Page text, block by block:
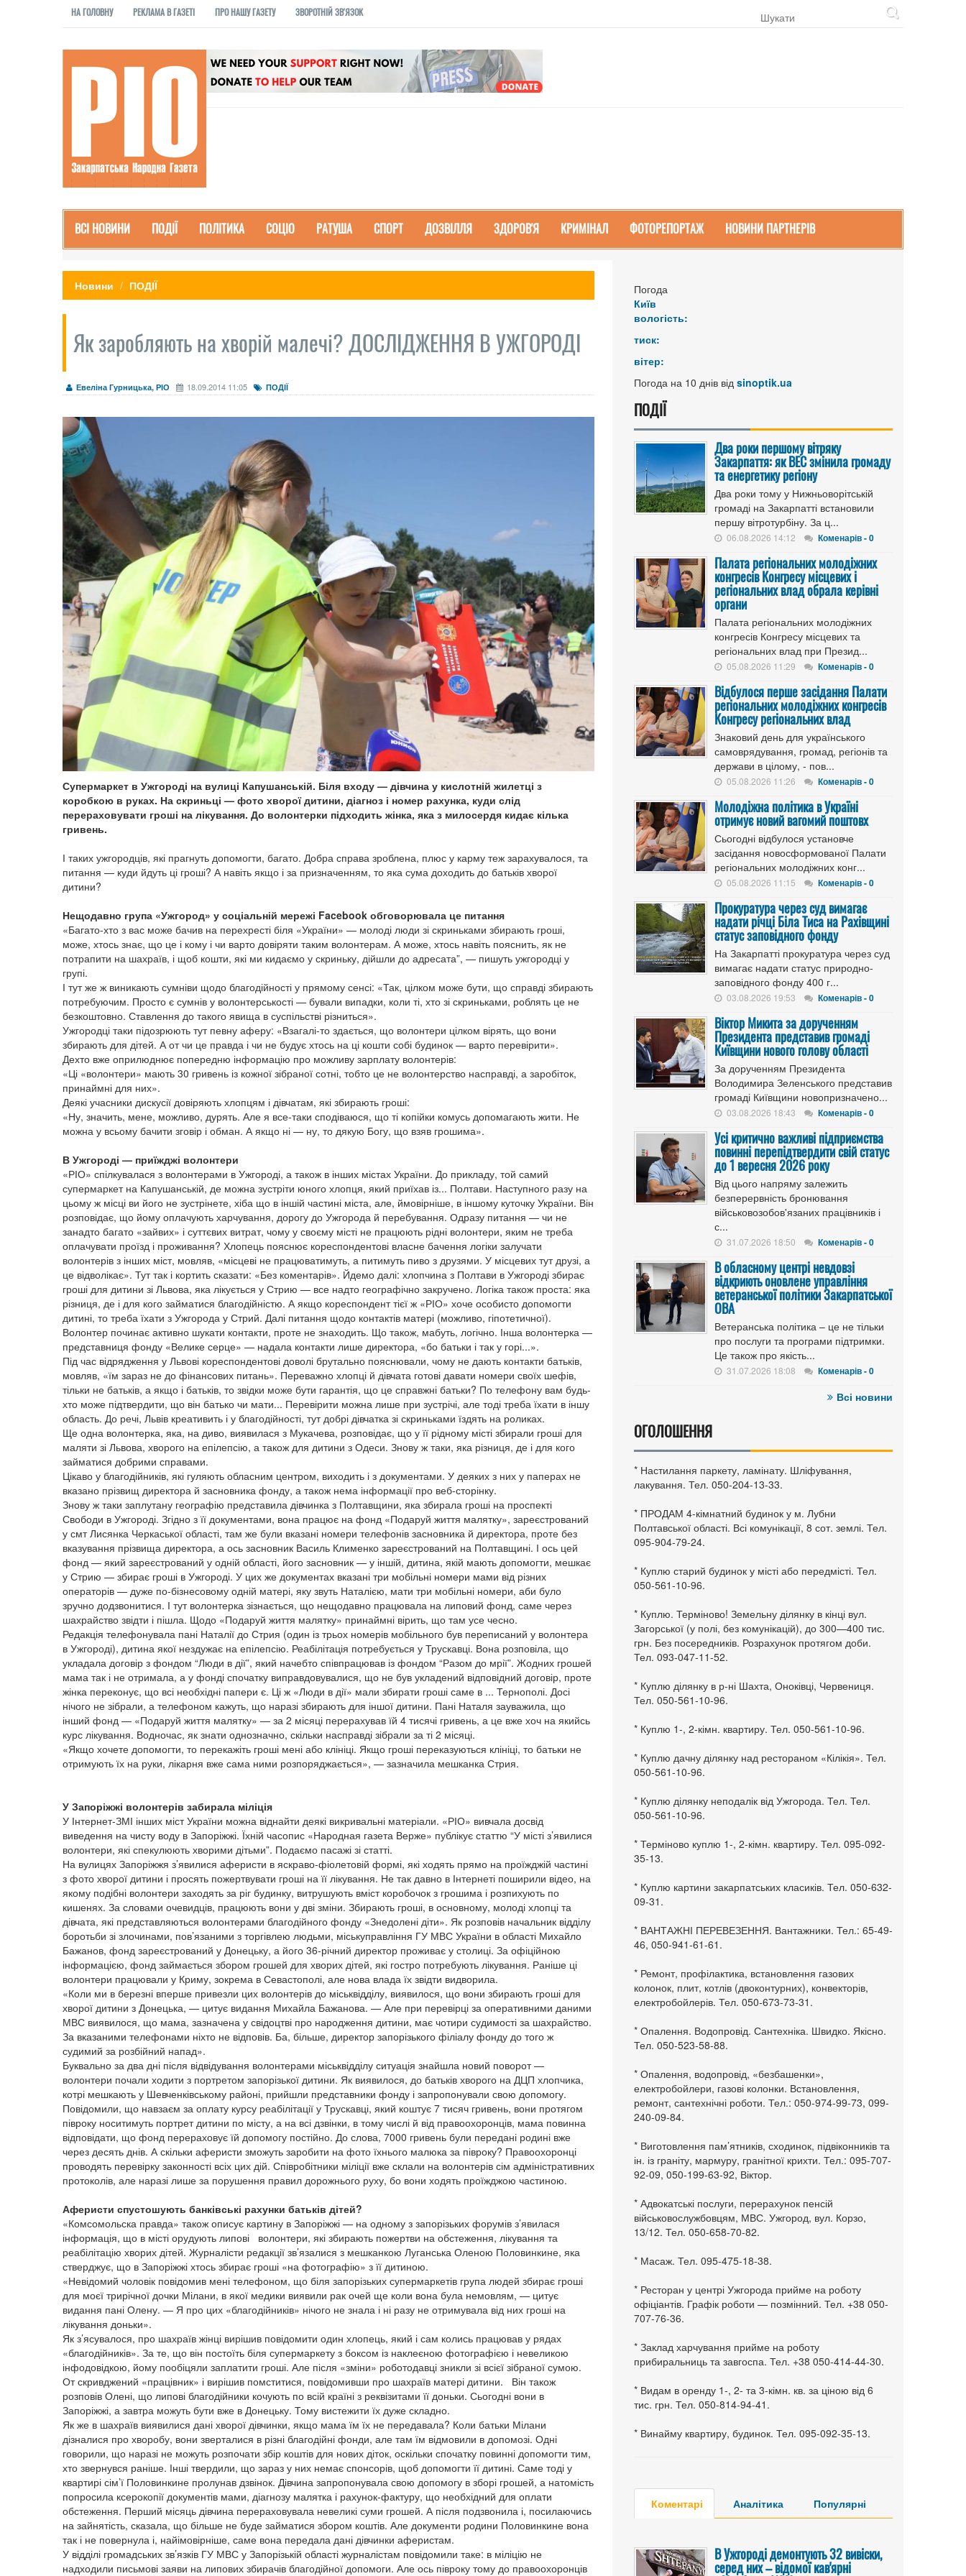
НА ГОЛОВНУ РЕКЛАМА В ГАЗЕТІ ПРО НАШУ ГАЗЕТУ ЗВОРОТНІЙ ЗВ'ЯЗОК
ВСІ НОВИНИ ПОДІЇ ПОЛІТИКА СОЦІО РАТУША СПОРТ ДОЗВІЛЛЯ ЗДОРОВ'Я КРИМІНАЛ ФОТОРЕПОРТАЖ НОВИНИ ПАРТНЕРІВ
Новини ПОДІЇ
Як заробляють на хворій малечі? ДОСЛІДЖЕННЯ В УЖГОРОДІ
Евеліна Гурницька, РІО 18.09.2014 11:05 ПОДІЇ
Супермаркет в Ужгороді на вулиці Капушанській. Біля входу — дівчина у кислотній жилетці з
коробкою в руках. На скриньці — фото хворої дитини, діагноз і номер рахунка, куди слід
перераховувати гроші на лікування. До волонтерки підходить жінка, яка з милосердя кидає кілька
гривень.
І таких ужгородців, які прагнуть допомогти, багато. Добра справа зроблена, плюс у карму теж зарахувалося, та
питання — куди йдуть ці гроші? А навіть якщо і за призначенням, то яка сума доходить до батьків хворої
дитини?
Нещодавно група «Ужгород» у соціальній мережі Facebook обговорювала це питання
«Багато-хто з вас може бачив на перехресті біля «України» — молоді люди зі скриньками збирають гроші,
може, хтось знає, що це і кому і чи варто довіряти таким волонтерам. А може, хтось навіть пояснить, як не
потрапити на шахраїв, і щоб кошти, які ми кидаємо у скриньку, дійшли до адресата”, — пишуть ужгородці у
групі.
І тут же ж виникають сумніви щодо благодійності у прямому сенсі: «Так, цілком може бути, що справді збирають
потребуючим. Просто є сумнів у волонтерськості — бували випадки, коли ті, хто зі скриньками, роблять це не
безкоштовно. Ставлення до такого явища в суспільстві різниться».
Ужгородці таки підозрюють тут певну аферу: «Взагалі-то здається, що волонтери цілком вірять, що вони
збирають для дітей. А от чи це правда і чи не будує хтось на ці кошти собі будинок — варто перевірити».
Дехто вже оприлюднює попередню інформацію про можливу зарплату волонтерів:
«Ці «волонтери» мають 30 гривень із кожної зібраної сотні, тобто це не волонтерство насправді, а заробіток,
принаймні для них».
Деякі учасники дискусії довіряють хлопцям і дівчатам, які збирають гроші:
«Ну, значить, мене, можливо, дурять. Але я все-таки сподіваюся, що ті копійки комусь допомагають жити. Не
можна у всьому бачити зговір і обман. А якщо ні — ну, то дякую Богу, що взяв грошима».
В Ужгороді — приїжджі волонтери
«РІО» спілкувалася з волонтерами в Ужгороді, а також в інших містах України. До прикладу, той самий
супермаркет на Капушанській, де можна зустріти юного хлопця, який приїхав із... Полтави. Наступного разу на
цьому ж місці ви його не зустрінете, хіба що в іншій частині міста, але, ймовірніше, в іншому куточку України. Він
розповідає, що йому оплачують харчування, дорогу до Ужгорода й перебування. Одразу питання — чи не
занадто багато «зайвих» і суттєвих витрат, чому у своєму місті не працюють рідні волонтери, яким не треба
оплачувати проїзд і проживання? Хлопець пояснює кореспондентові власне бачення логіки залучати
волонтерів з інших міст, мовляв, «місцеві не працюватимуть, а питимуть пиво з друзями. У місцевих тут друзі, а
це відволікає». Тут так і кортить сказати: «Без коментарів». Йдемо далі: хлопчина з Полтави в Ужгороді збирає
гроші для дитини зі Львова, яка лікується у Стрию — все надто географічно закручено. Логіка також проста: яка
різниця, де і для кого займатися благодійністю. А якщо кореспондент тієї ж «РІО» хоче особисто допомогти
дитині, то треба їхати з Ужгорода у Стрий. Далі питання щодо контактів матері (можливо, гіпотетичної).
Волонтер починає активно шукати контакти, проте не знаходить. Що також, мабуть, логічно. Інша волонтерка —
представниця фонду «Велике серце» — надала контакти лише директора, «бо батьки і так у горі...».
Під час відрядження у Львові кореспондентові доволі брутально пояснювали, чому не дають контакти батьків,
мовляв, «їм зараз не до фінансових питань». Переважно хлопці й дівчата готові давати номери своїх шефів,
тільки не батьків, а якщо і батьків, то звідки може бути гарантія, що це справжні батьки? По телефону вам будь-
хто може підтвердити, що він батько чи мати... Перевірити можна лише при зустрічі, але тоді треба їхати в іншу
область. До речі, Львів креативить і у благодійності, тут добрі дівчатка зі скриньками їздять на роликах.
Ще одна волонтерка, яка, на диво, виявилася з Мукачева, розповідає, що у її рідному місті збирали гроші для
маляти зі Львова, хворого на епілепсію, а також для дитини з Одеси. Знову ж таки, яка різниця, де і для кого
займатися добрими справами.
Цікаво у благодійників, які гуляють обласним центром, виходить і з документами. У деяких з них у паперах не
вказано прізвищ директора й засновника фонду, а також нема інформації про веб-сторінку.
Знову ж таки заплутану географію представила дівчинка з Полтавщини, яка збирала гроші на проспекті
Свободи в Ужгороді. Згідно з її документами, вона працює на фонд «Подаруй життя малятку», зареєстрований
у смт Лисянка Черкаської області, там же були вказані номери телефонів засновника й директора, проте без
вказування прізвища директора, а ось засновник Василь Клименко зареєстрований на Полтавщині. І ось цей
фонд — який зареєстрований у одній області, його засновник — у іншій, дитина, якій мають допомогти, мешкає
у Стрию — збирає гроші в Ужгороді. У цих же документах вказані три мобільні номери мами від різних
операторів — дуже по-бізнесовому одній матері, яку звуть Наталією, мати три мобільні номери, аби було
зручно додзвонитися. І тут волонтерка зізнається, що нещодавно працювала на липовий фонд, саме через
шахрайство звідти і пішла. Щодо «Подаруй життя малятку» принаймні вірить, що там усе чесно.
Редакція телефонувала пані Наталії до Стрия (один із трьох номерів мобільного був переписаний у волонтера
в Ужгороді), дитина якої нездужає на епілепсію. Реабілітація потребується у Трускавці. Вона розповіла, що
укладала договір з фондом “Люди в дії”, який начебто співпрацював із фондом “Разом до мрії”. Жодних грошей
мама так і не отримала, а у фонді спочатку виправдовувалися, що не був укладений відповідний договір, проте
жінка переконує, що всі необхідні папери є. Ці ж «Люди в дії» мали збирати гроші саме в ... Тернополі. Досі
нічого не зібрали, а телефоном кажуть, що наразі збирають для іншої дитини. Пані Наталя зауважила, що
інший фонд — «Подаруй життя малятку» — за 2 місяці перерахував їй 4 тисячі гривень, а це вже хоч на якийсь
курс лікування. Водночас, як знати однозначно, скільки насправді зібрали за ті 2 місяці.
«Якщо хочете допомогти, то перекажіть гроші мені або клініці. Якщо гроші переказуються клініці, то батьки не
отримують їх на руки, лікарня вже сама ними розпоряджається», — зазначила мешканка Стрия.
У Запоріжжі волонтерів забирала міліція
У Інтернет-ЗМІ інших міст України можна віднайти деякі викривальні матеріали. «РІО» вивчала досвід
виведення на чисту воду в Запоріжжі. Їхній часопис «Народная газета Верже» публікує статтю “У місті з’явилися
волонтери, які спекулюють хворими дітьми”. Подаємо пасажі зі статті.
На вулицях Запоріжжя з’явилися аферисти в яскраво-фіолетовій формі, які ходять прямо на проїжджій частині
з фото хворої дитини і просять пожертвувати гроші на її лікування. Не так давно в Інтернеті поширили відео, на
якому подібні волонтери заходять за ріг будинку, витрушують вміст коробочок з грошима і розпихують по
кишенях. За словами очевидців, працюють вони у дві зміни. Збирають гроші, в основному, молоді хлопці та
дівчата, які представляються волонтерами благодійного фонду «Знедолені діти». Як розповів начальник відділу
боротьби зі злочинами, пов’язаними з торгівлею людьми, міськуправління ГУ МВС України в області Михайло
Бажанов, фонд зареєстрований у Донецьку, а його 36-річний директор проживає у столиці. За офіційною
інформацією, фонд займається збором грошей для хворих дітей, які гостро потребують лікування. Раніше ці
волонтери працювали у Криму, зокрема в Севастополі, але нова влада їх звідти видворила.
«Коли ми в березні вперше привезли цих волонтерів до міськвідділу, виявилося, що вони збирають гроші для
хворої дитини з Донецька, — цитує видання Михайла Бажанова. — Але при перевірці за оперативними даними
МВС виявилося, що мама, зазначена у свідоцтві про народження дитини, має чотири судимості за шахрайство.
За вказаними телефонами ніхто не відповів. Ба, більше, директор запорізького філіалу фонду до того ж
судимий за розбійний напад».
Буквально за два дні після відвідування волонтерами міськвідділу ситуація знайшла новий поворот —
волонтери почали ходити з портретом запорізької дитини. Як виявилося, до батьків хворого на ДЦП хлопчика,
котрі мешкають у Шевченківському районі, прийшли представники фонду і запропонували свою допомогу.
Повідомили, що навзаєм за оплату курсу реабілітації у Трускавці, який коштує 7 тисяч гривень, вони протягом
півроку носитимуть портрет дитини по місту, а на всі дзвінки, в тому числі й від правоохоронців, мама повинна
відповідати, що фонд перераховує їй допомогу постійно. До слова, 7000 гривень були передані родині вже
через десять днів. А скільки аферисти зможуть заробити на фото їхнього малюка за півроку? Правоохоронці
проводять перевірку законності всіх цих дій. Співробітники міліції вже склали на волонтерів сім адміністративних
протоколів, але наразі лише за порушення правил дорожнього руху, бо вони ходять проїжджою частиною.
Аферисти спустошують банківські рахунки батьків дітей?
«Комсомольска правда» також описує картину в Запоріжжі — на одному з запорізьких форумів з’явилася
інформація, що в місті орудують липові волонтери, які збирають пожертви на обстеження, лікування та
реабілітацію хворих дітей. Журналісти редакції зв’язалися з мешканкою Луганська Оленою Половинкине, яка
стверджує, що в Запоріжжі хтось збирає гроші «на фотографію» з її дитиною.
«Невідомий чоловік повідомив мені телефоном, що біля запорізьких супермаркетів група людей збирає гроші
для моєї трирічної дочки Мілани, в якої медики виявили рак очей ще коли вона була немовлям, — цитує
видання пані Олену. — Я про цих «благодійників» нічого не знала і ні разу не отримувала від них гроші на
лікування доньки».
Як з’ясувалося, про шахраїв жінці вирішив повідомити один хлопець, який і сам колись працював у рядах
«благодійників». За те, що він постоїть біля супермаркету з боксом із наклеєною фотографією і невеликою
інфодовідкою, йому пообіцяли заплатити гроші. Але після «зміни» роботодавці зникли зі всієї зібраної сумою.
От скривджений «працівник» і вирішив помститися, повідомивши про шахраїв матері дитини. Він також
розповів Олені, що липові благодійники кочують по всій країні з реквізитами її доньки. Сьогодні вони в
Запоріжжі, а завтра можуть бути вже в Донецьку. Тому вистежити їх дуже складно.
Як же в шахраїв виявилися дані хворої дівчинки, якщо мама їм їх не передавала? Коли батьки Мілани
дізналися про хворобу, вони зверталися в різні благодійні фонди, але там їм відмовили в допомозі. Одні
говорили, що наразі не можуть розпочати збір коштів для нових діток, оскільки спочатку повинні допомогти тим,
хто звернувся раніше. Інші твердили, що зараз у них немає спонсорів, щоб допомогти її дитині. Саме тоді у
квартирі сім’ї Половинкине пролунав дзвінок. Дівчина запропонувала свою допомогу в зборі грошей, а натомість
попросила ксерокопії документів мами, діагнозу малятка і рахунок-фактуру, що необхідний для оплати
обстеження. Перший місяць дівчина перераховувала невеликі суми грошей. А після подзвонила і, посилаючись
на зайнятість, сказала, що більше не буде займатися збором коштів. Але документи родини Половинкине вона
так і не повернула і, найімовірніше, саме вона передала дані дівчинки аферистам.
У відділі громадських зв’язків ГУ МВС у Запорізькій області журналістам повідомили таке: в міліцію не
надходили письмові заяви на липових збирачів благодійної допомоги. Але ось півроку тому до правоохоронців
Погода
Київ
вологість:
тиск:
вітер:
Погода на 10 днів від sinoptik.ua
ПОДІЇ
Два роки першому вітряку
Закарпаття: як ВЕС змінила громаду
та енергетику регіону
Два роки тому у Нижньоворітській
громаді на Закарпатті встановили
першу вітротурбіну. За ц...
06.08.2026 14:12 Коменарів - 0
Палата регіональних молодіжних
конгресів Конгресу місцевих і
регіональних влад обрала керівні
органи
Палата регіональних молодіжних
конгресів Конгресу місцевих та
регіональних влад при Презид...
05.08.2026 11:29 Коменарів - 0
Відбулося перше засідання Палати
регіональних молодіжних конгресів
Конгресу регіональних влад
Знаковий день для українського
самоврядування, громад, регіонів та
держави в цілому, - пов...
05.08.2026 11:26 Коменарів - 0
Молодіжна політика в Україні
отримує новий вагомий поштовх
Сьогодні відбулося установче
засідання новосформованої Палати
регіональних молодіжних конг...
05.08.2026 11:15 Коменарів - 0
Прокуратура через суд вимагає
надати річці Біла Тиса на Рахівщині
статус заповідного фонду
На Закарпатті прокуратура через суд
вимагає надати статус природно-
заповідного фонду 400 г...
03.08.2026 19:53 Коменарів - 0
Віктор Микита за дорученням
Президента представив громаді
Київщини нового голову області
За дорученням Президента
Володимира Зеленського представив
громаді Київщини новопризначено...
03.08.2026 18:43 Коменарів - 0
Усі критично важливі підприємства
повинні перепідтвердити свій статус
до 1 вересня 2026 року
Від цього напряму залежить
безперервність бронювання
військовозобов'язаних працівників і
с...
31.07.2026 18:50 Коменарів - 0
В обласному центрі невдовзі
відкриють оновлене управління
ветеранської політики Закарпатської
ОВА
Ветеранська політика – це не тільки
про послуги та програми підтримки.
Це також про якість...
31.07.2026 18:08 Коменарів - 0
Всі новини
ОГОЛОШЕННЯ
* Настилання паркету, ламінату. Шліфування,
лакування. Тел. 050-204-13-33.
* ПРОДАМ 4-кімнатний будинок у м. Лубни
Полтавської області. Всі комунікації, 8 сот. землі. Тел.
095-904-79-24.
* Куплю старий будинок у місті або передмісті. Тел.
050-561-10-96.
* Куплю. Терміново! Земельну ділянку в кінці вул.
Загорської (у полі, без комунікацій), до 300—400 тис.
грн. Без посередників. Розрахунок протягом доби.
Тел. 093-047-11-52.
* Куплю ділянку в р-ні Шахта, Оноківці, Червениця.
Тел. 050-561-10-96.
* Куплю 1-, 2-кімн. квартиру. Тел. 050-561-10-96.
* Куплю дачну ділянку над рестораном «Кілікія». Тел.
050-561-10-96.
* Куплю ділянку неподалік від Ужгорода. Тел. Тел.
050-561-10-96.
* Терміново куплю 1-, 2-кімн. квартиру. Тел. 095-092-
35-13.
* Куплю картини закарпатських класиків. Тел. 050-632-
09-31.
* ВАНТАЖНІ ПЕРЕВЕЗЕННЯ. Вантажники. Тел.: 65-49-
46, 050-941-61-61.
* Ремонт, профілактика, встановлення газових
колонок, плит, котлів (двоконтурних), конвекторів,
електробойлерів. Тел. 050-673-73-31.
* Опалення. Водопровід. Сантехніка. Швидко. Якісно.
Тел. 050-523-58-88.
* Опалення, водопровід, «безбашенки»,
електробойлери, газові колонки. Встановлення,
ремонт, сантехнічні роботи. Тел.: 050-974-99-73, 099-
240-09-84.
* Виготовлення пам’ятників, сходинок, підвіконників та
ін. із граніту, мармуру, гранітної крихти. Тел.: 095-707-
92-09, 050-199-63-92, Віктор.
* Адвокатські послуги, перерахунок пенсій
військовослужбовцям, МВС. Ужгород, вул. Корзо,
13/12. Тел. 050-658-70-82.
* Масаж. Тел. 095-475-18-38.
* Ресторан у центрі Ужгорода прийме на роботу
офіціантів. Графік роботи — позмінний. Тел. +38 050-
707-76-36.
* Заклад харчування прийме на роботу
прибиральниць та завгоспа. Тел. +38 050-414-44-30.
* Видам в оренду 1-, 2- та 3-кімн. кв. за ціною від 6
тис. грн. Тел. 050-814-94-41.
* Винайму квартиру, будинок. Тел. 095-092-35-13.
Коментарі Аналітика Популярні
В Ужгороді демонтують 32 вивіски,
серед них – відомої кав'ярні